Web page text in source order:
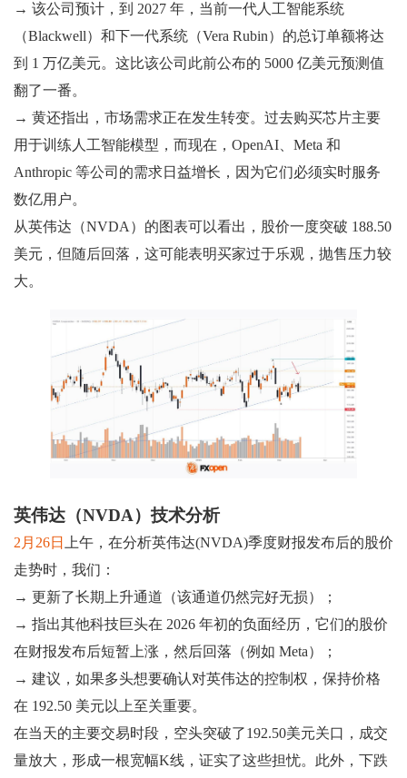
→ 该公司预计，到 2027 年，当前一代人工智能系统
（Blackwell）和下一代系统（Vera Rubin）的总订单额将达
到 1 万亿美元。这比该公司此前公布的 5000 亿美元预测值
翻了一番。
→ 黄还指出，市场需求正在发生转变。过去购买芯片主要
用于训练人工智能模型，而现在，OpenAI、Meta 和
Anthropic 等公司的需求日益增长，因为它们必须实时服务
数亿用户。
从英伟达（NVDA）的图表可以看出，股价一度突破 188.50
美元，但随后回落，这可能表明买家过于乐观，抛售压力较
大。
英伟达（NVDA）技术分析
2月26日
上午，在分析英伟达(NVDA)季度财报发布后的股价
走势时，我们：
→ 更新了长期上升通道（该通道仍然完好无损）；
→ 指出其他科技巨头在 2026 年初的负面经历，它们的股价
在财报发布后短暂上涨，然后回落（例如 Meta）；
→ 建议，如果多头想要确认对英伟达的控制权，保持价格
在 192.50 美元以上至关重要。
在当天的主要交易时段，空头突破了192.50美元关口，成交
量放大，形成一根宽幅K线，证实了这些担忧。此外，下跌